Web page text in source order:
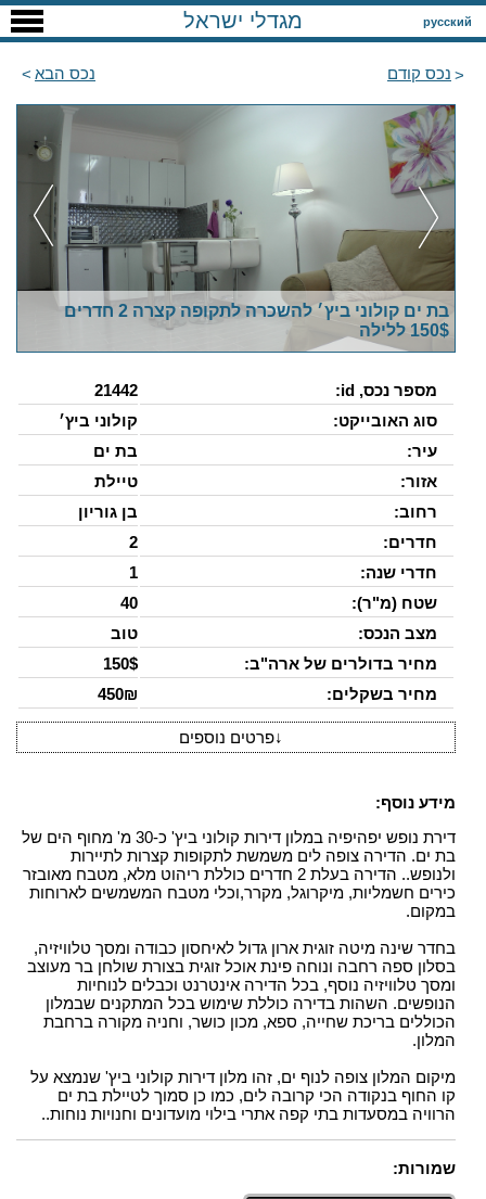
русский מגדלי ישראל
נכס קודם נכס הבא
בת ים קולוני ביץ׳ להשכרה לתקופה קצרה 2 חדרים
150$ ללילה
מספר נכס, id:
21442
סוג האובייקט:
קולוני ביץ׳
עיר:
בת ים
אזור:
טיילת
רחוב:
בן גוריון
חדרים:
2
חדרי שנה:
1
שטח (מ"ר):
40
מצב הנכס:
טוב
מחיר בדולרים של ארה"ב:
150$
מחיר בשקלים:
450₪
↓פרטים נוספים
מידע נוסף:
דירת נופש יפהיפיה במלון דירות קולוני ביץ' כ-30 מ' מחוף הים של
בת ים. הדירה צופה לים משמשת לתקופות קצרות לתיירות
ולנופש.. הדירה בעלת 2 חדרים כוללת ריהוט מלא, מטבח מאובזר
כירים חשמליות, מיקרוגל, מקרר,וכלי מטבח המשמשים לארוחות
במקום.
בחדר שינה מיטה זוגית ארון גדול לאיחסון כבודה ומסך טלוויזיה,
בסלון ספה רחבה ונוחה פינת אוכל זוגית בצורת שולחן בר מעוצב
ומסך טלוויזיה נוסף, בכל הדירה אינטרנט וכבלים לנוחיות
הנופשים. השהות בדירה כוללת שימוש בכל המתקנים שבמלון
הכוללים בריכת שחייה, ספא, מכון כושר, וחניה מקורה ברחבת
המלון.
מיקום המלון צופה לנוף ים, זהו מלון דירות קולוני ביץ' שנמצא על
קו החוף בנקודה הכי קרובה לים, כמו כן סמוך לטיילת בת ים
הרוויה במסעדות בתי קפה אתרי בילוי מועדונים וחנויות נוחות..
שמורות: